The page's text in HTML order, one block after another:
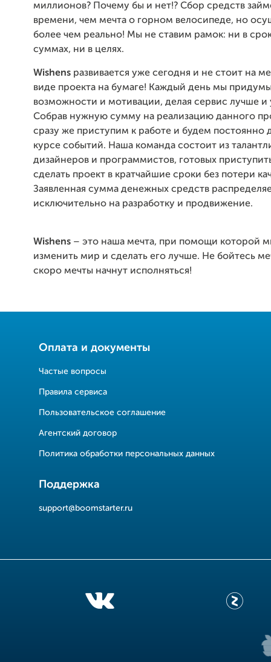
миллионов? Почему бы и нет!? Сбор средств
времени, чем мечта о горном велосипеде, но
более чем реально! Мы не ставим рамок: ни в
суммах, ни в целях.
Wishens развивается уже сегодня и не стоит на
виде проекта на бумаге! Каждый день мы
возможности и мотивации, делая сервис лучше и
Собрав нужную сумму на реализацию данного
сразу же приступим к работе и будем постоянно
курсе событий. Наша команда состоит из
дизайнеров и программистов, готовых
сделать проект в кратчайшие сроки без потери
Заявленная сумма денежных средств
исключительно на разработку и продвижение.
Wishens – это наша мечта, при помощи которой
изменить мир и сделать его лучше. Не бойтесь
скоро мечты начнут исполняться!
Оплата и документы
Частые вопросы
Правила сервиса
Пользовательское соглашение
Агентский договор
Политика обработки персональных данных
Поддержка
support@boomstarter.ru